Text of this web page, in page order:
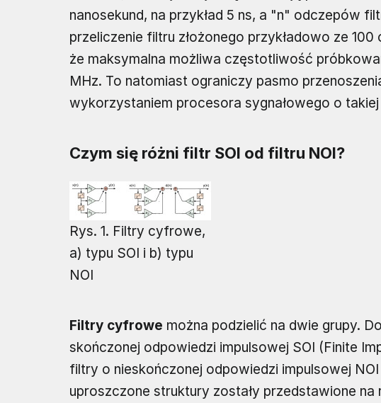
nanosekund, na przykład 5 ns, a "n" odczepów
przeliczenie filtru złożonego przykładowo ze
że maksymalna możliwa częstotliwość
MHz. To natomiast ograniczy pasmo
wykorzystaniem procesora sygnałowego o
Czym się różni filtr SOI od filtru NOI?
Rys. 1. Filtry cyfrowe,
a) typu SOI i b) typu
NOI
Filtry cyfrowe można podzielić na dwie grupy.
skończonej odpowiedzi impulsowej SOI (Finite
filtry o nieskończonej odpowiedzi impulsowej
uproszczone struktury zostały przedstawione na